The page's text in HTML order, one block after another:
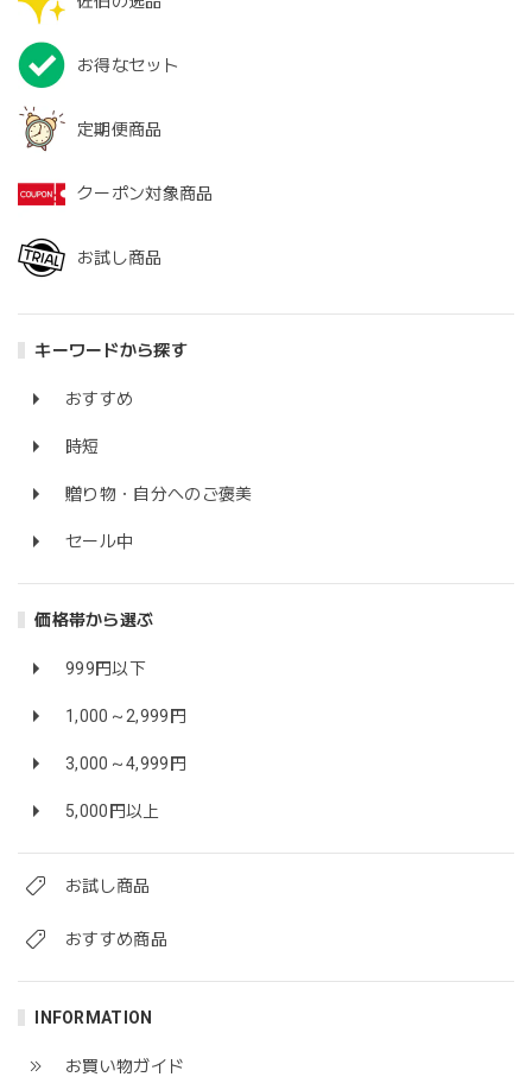
お得なセット
定期便商品
クーポン対象商品
お試し商品
キーワードから探す
おすすめ
時短
贈り物・自分へのご褒美
セール中
価格帯から選ぶ
999円以下
1,000～2,999円
3,000～4,999円
5,000円以上
お試し商品
おすすめ商品
INFORMATION
お買い物ガイド